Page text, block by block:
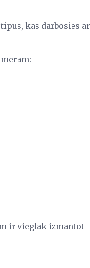
kas darbosies ar
ir vieglāk izmantot